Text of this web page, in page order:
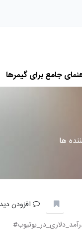
جامع برای گیمرها
ها
افزودن